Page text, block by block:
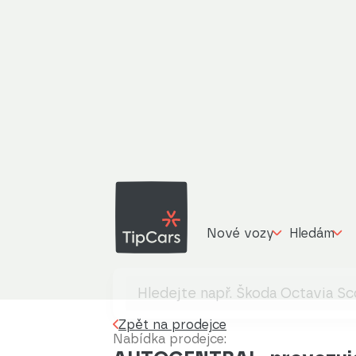
Nové vozy Hledám
Zpět na prodejce
Nabídka prodejce: